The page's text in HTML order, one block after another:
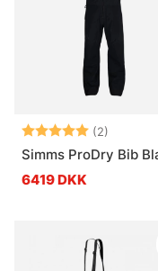
Vurdering: (2)
5.0 ud
Simms ProDry Bib
6419 DKK